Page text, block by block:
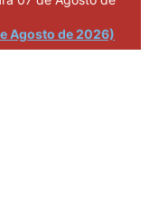
Agosto de 2026)